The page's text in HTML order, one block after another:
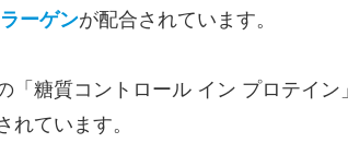
ーゲンが配合されています。
「糖質コントロール イン プロテイン
れています。